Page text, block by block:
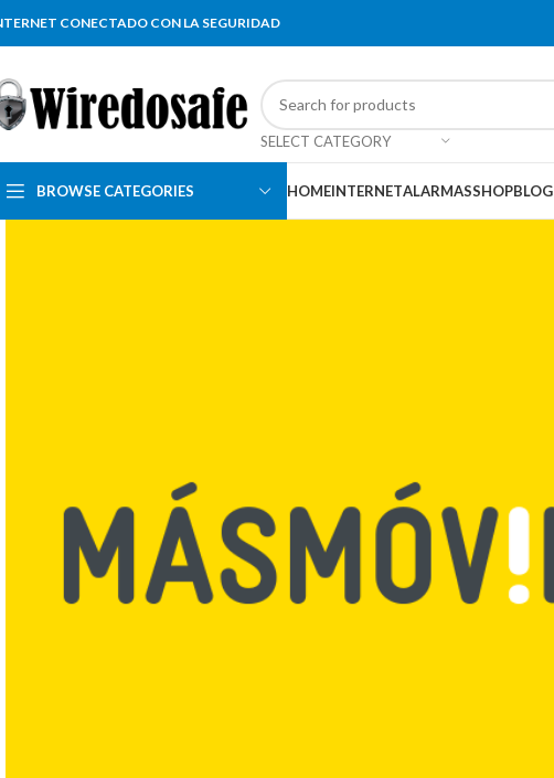
CONECTADO CON LA SEGURIDAD
SELECT CATEGORY
BROWSE CATEGORIES HOMEINTERNETALARMASSHOPBLOG